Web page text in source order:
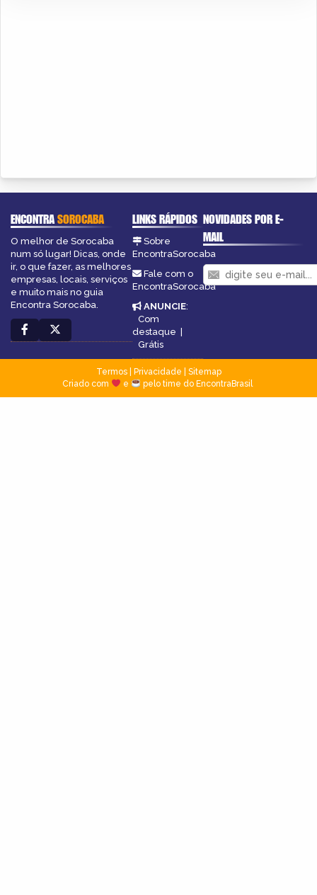
ENCONTRASOROCABA
O melhor de Sorocaba
num só lugar! Dicas, onde
ir, o que fazer, as melhores
empresas, locais, serviços
e muito mais no guia
Encontra Sorocaba.
LINKS RÁPIDOS
Sobre
EncontraSorocaba
Fale com o
EncontraSorocaba
ANUNCIE:
Com
destaque |
Grátis
NOVIDADES POR E-
MAIL
Termos| Privacidade
Sitemap
Criado com
e pelo time do EncontraBrasil